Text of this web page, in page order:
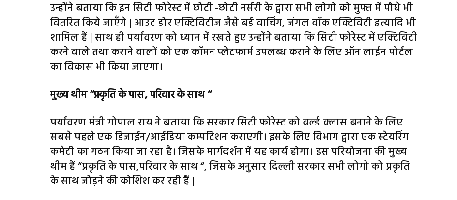
उन्होंने बताया कि इन सिटी फोरेस्ट में छोटी -छोटी नर्सरी के द्वारा सभी लोगो को मुफ्त में पौधे भी
वितरित किये जाएँगे | आउट डोर एक्टिविटीज जैसे बर्ड वाचिंग, जंगल वॉक एक्टिविटी इत्यादि भी
शामिल हैं | साथ ही पर्यावरण को ध्यान में रखते हुए उन्होंने बताया कि सिटी फोरेस्ट में एक्टिविटी
करने वाले तथा कराने वालों को एक कॉमन प्लेटफार्म उपलब्ध कराने के लिए ऑन लाईन पोर्टल
का विकास भी किया जाएगा।
मुख्य थीम “प्रकृति के पास, परिवार के साथ “
पर्यावरण मंत्री गोपाल राय ने बताया कि सरकार सिटी फोरेस्ट को वर्ल्ड क्लास बनाने के लिए
सबसे पहले एक डिजाईन/आईडिया कम्पटिशन कराएगी। इसके लिए विभाग द्वारा एक स्टेयरिंग
कमेटी का गठन किया जा रहा है। जिसके मार्गदर्शन में यह कार्य होगा। इस परियोजना की मुख्य
थीम हैं “प्रकृति के पास,परिवार के साथ “, जिसके अनुसार दिल्ली सरकार सभी लोगो को प्रकृति
के साथ जोड़ने की कोशिश कर रही हैं |